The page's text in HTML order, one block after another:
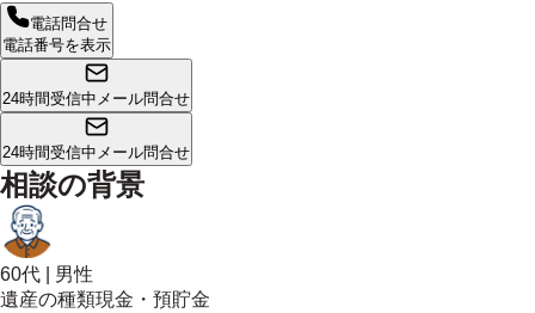
電話問合せ
電話番号を表示
24時間受信中 メール問合せ
24時間受信中 メール問合せ
相談の背景
60代
男性
遺産の種類現金・預貯金